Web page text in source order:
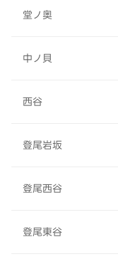
堂ノ奥
中ノ貝
西谷
登尾岩坂
登尾西谷
登尾東谷